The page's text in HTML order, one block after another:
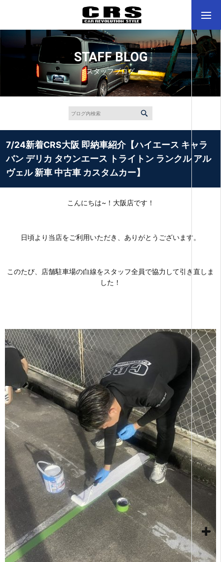
STAFF BLOG
スタッフブログ
7/24新着CRS大阪 即納車紹介【ハイエース キャラ
バン デリカ タウンエース トライトン ランクル アル
ヴェル 新車 中古車 カスタムカー】
こんにちは~！大阪店です！
日頃より当店をご利用いただき、ありがとうございます。
このたび、店舗駐車場の白線をスタッフ全員で協力して引き直しま
した！